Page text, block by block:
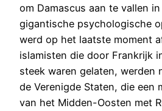
om Damascus aan te vallen
gigantische psychologische
werd op het laatste moment
islamisten die door Frankrijk
steek waren gelaten, werden
de Verenigde Staten, die een
van het Midden-Oosten met